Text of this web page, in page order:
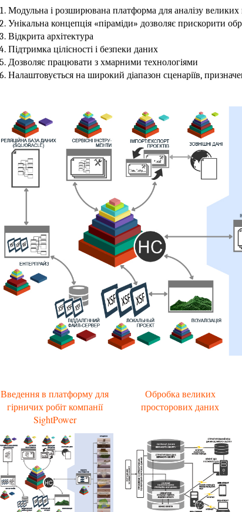
Модульна і розширювана платформа для аналізу
Унікальна концепція «піраміди» дозволяє прискорити
Відкрита архітектура
Підтримка цілісності і безпеки даних
Дозволяє працювати з хмарними технологіями
Налаштовується на широкий діапазон сценаріїв,
Введення в платформу для
гірничих робіт компанії
SightPower
Обробка великих
просторових даних